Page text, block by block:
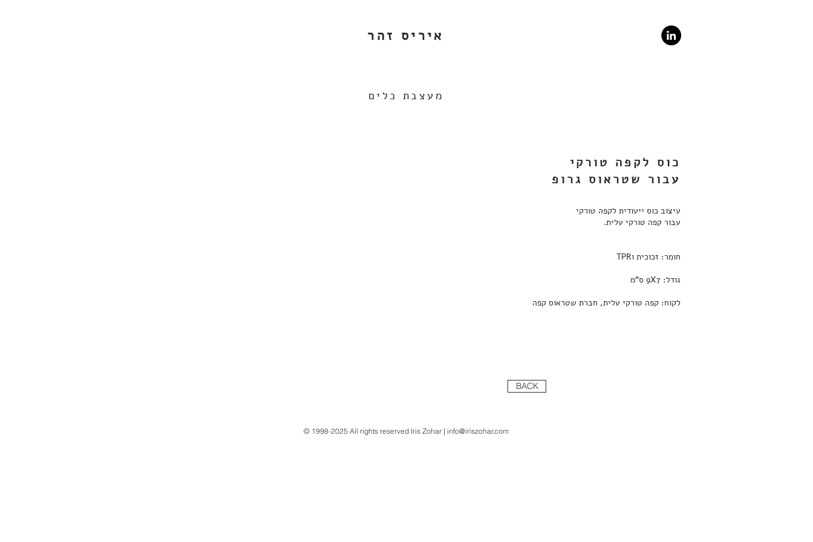
איריס זהר
מעצבת כלים
עיצוב כוס ייעודית לקפה טורקי
עבור קפה טורקי עלית.
חומר: זכוכית וTPR
גודל: 9X7 ס"מ
לקוח: קפה טורקי עלית, חברת שטראוס קפה
BACK
כוס לקפה טורקי
עבור שטראוס גרופ
© 1998-2025 All rights reserved Iris Zohar | info@iriszohar.com